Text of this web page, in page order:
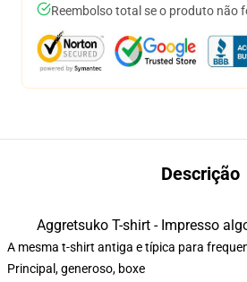
Reembolso total se o produto não
Descrição
Aggretsuko T-shirt - Impresso
A mesma t-shirt antiga e típica para
Principal, generoso, boxe